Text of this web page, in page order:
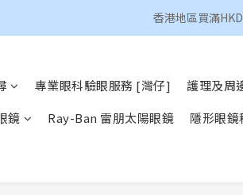
香港地區買滿
香港地區買滿
香港地區買滿
專業眼科驗眼服務 [灣仔] 護理及周
鏡 Ray-Ban 雷朋太陽眼鏡 隱形眼鏡